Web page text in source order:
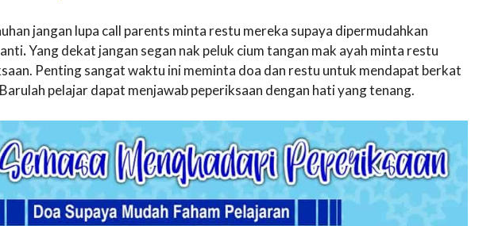
jangan lupa call parents minta restu mereka supaya dipermudahkan
.Yang dekat jangan segan nak peluk cium tangan mak ayah minta restu
Penting sangat waktu ini meminta doa dan restu untuk mendapat berkat
pelajar dapat menjawab peperiksaan dengan hati yang tenang.